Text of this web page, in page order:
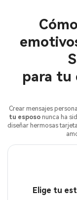
para tu
Crear mensajes
tu esposonunca ha
diseñar hermosas
Elige tu